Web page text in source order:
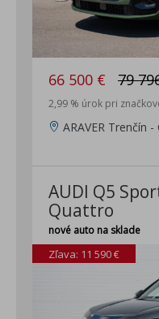
66 500 € 79
2,99 % úrok pri
ARAVER Trenčín
AUDI Q5
Quattro
nové auto na sklade
Zľava: 11 590 €